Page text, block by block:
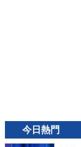
今日熱門